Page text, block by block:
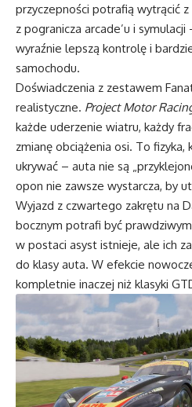
przyczepności potrafią wytrącić
z pogranicza arcade’u i
wyraźnie lepszą kontrolę i
samochodu.
Doświadczenia z zestawem
realistyczne. Project Motor
każde uderzenie wiatru, każdy
zmianę obciążenia osi. To
ukrywać – auta nie są
opon nie zawsze wystarcza, by
Wyjazd z czwartego zakrętu na
bocznym potrafi być
w postaci asyst istnieje, ale ich
do klasy auta. W efekcie
kompletnie inaczej niż klasyki